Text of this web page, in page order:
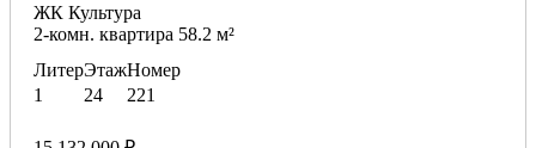
ЖК Культура
2-комн. квартира 58.2 м²
Литер
1
Этаж
24
Номер
221